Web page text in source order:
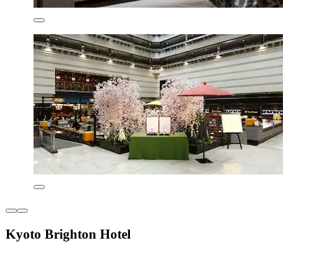
Kyoto Brighton Hotel